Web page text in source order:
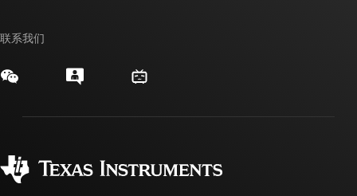
活动
投资者关系
myTI 帐户常见问题解答
发货、付款和税费
联系我们